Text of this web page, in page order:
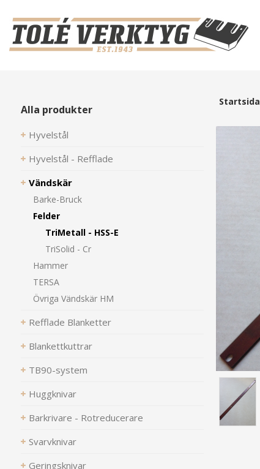
Alla produkter
Hyvelstål
Hyvelstål - Refflade
Vändskär
Barke-Bruck
Felder
TriMetall - HSS-E
TriSolid - Cr
Hammer
TERSA
Övriga Vändskär HM
Refflade Blanketter
Blankettkuttrar
TB90-system
Huggknivar
Barkrivare - Rotreducerare
Svarvknivar
Geringsknivar
Startsida